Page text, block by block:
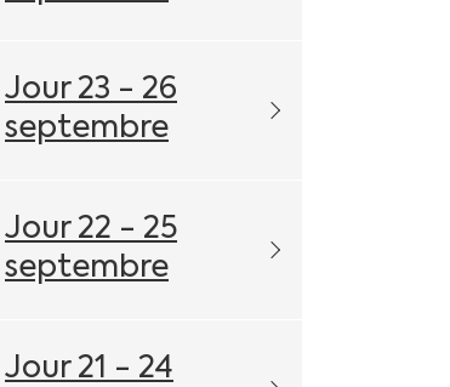
Jour 23 - 26
septembre
Jour 22 - 25
septembre
Jour 21 - 24